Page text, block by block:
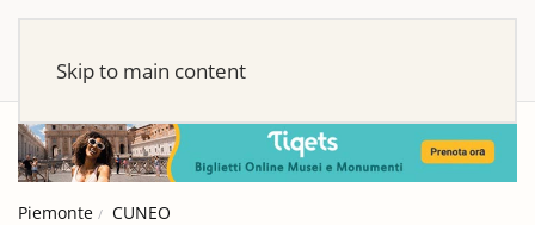
Skip to main content
Piemonte CUNEO